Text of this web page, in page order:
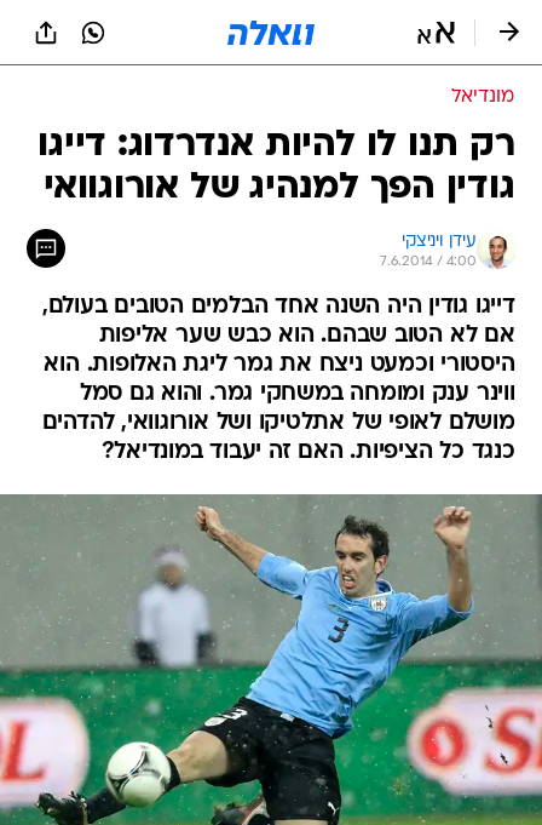
מונדיאל
רק תנו לו להיות אנדרדוג: דייגו
גודין הפך למנהיג של אורוגוואי
עידן ויניצקי
7.6.2014 / 4:00
דייגו גודין היה השנה אחד הבלמים הטובים בעולם,
אם לא הטוב שבהם. הוא כבש שער אליפות
היסטורי וכמעט ניצח את גמר ליגת האלופות. הוא
ווינר ענק ומומחה במשחקי גמר. והוא גם סמל
מושלם לאופי של אתלטיקו ושל אורוגוואי, להדהים
כנגד כל הציפיות. האם זה יעבוד במונדיאל?